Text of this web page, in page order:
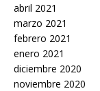
abril 2021
marzo 2021
febrero 2021
enero 2021
diciembre 2020
noviembre 2020